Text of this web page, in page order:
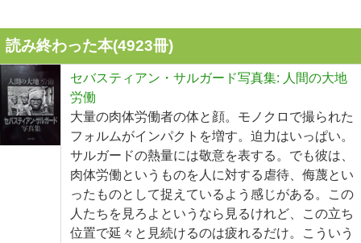
読み終わった本(4923冊)
セバスティアン・サルガード写真集: 人間の大地
労働
大量の肉体労働者の体と顔。モノクロで撮られた
フォルムがインパクトを増す。迫力はいっぱい。
サルガードの熱量には敬意を表する。でも彼は、
肉体労働というものを人に対する虐待、侮蔑とい
ったものとして捉えているよう感じがある。この
人たちを見ろよというなら見るけれど、この立ち
位置で延々と見続けるのは疲れるだけ。こういう